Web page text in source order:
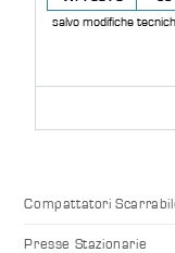
salvo modifiche
Compattatori
Presse Stazionarie